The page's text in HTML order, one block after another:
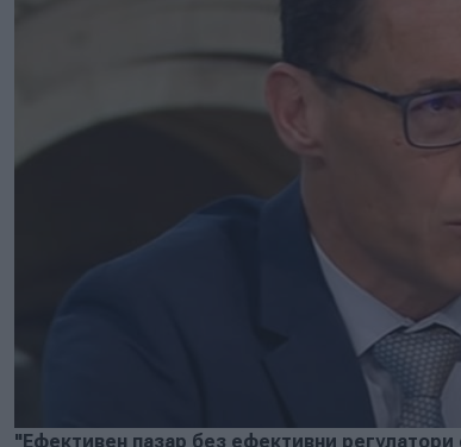
"Ефективен пазар без ефективни